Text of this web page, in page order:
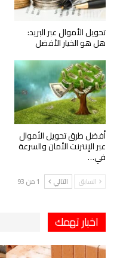
تحويل الأموال عبر البريد:
هل هو الخيار الأفضل
أفضل طرق تحويل الأموال
عبر الإنترنت الأمان والسرعة
في…
السابق التالي 1 من 93
اخبار تهمك